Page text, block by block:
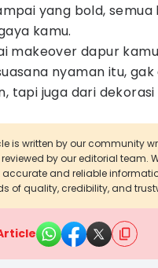
yang bold, semua
kamu.
makeover dapur
nyaman itu,
tapi juga dari
is written by our community
by our editorial team.
and reliable
of quality, credibility, and